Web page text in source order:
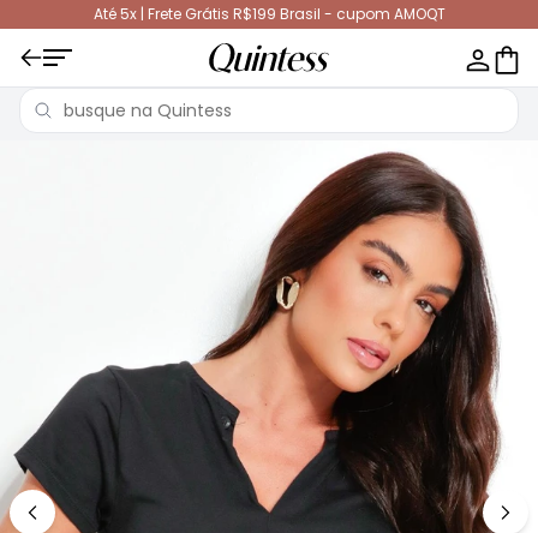
Até 5x | Frete Grátis R$199 Brasil - cupom AMOQT